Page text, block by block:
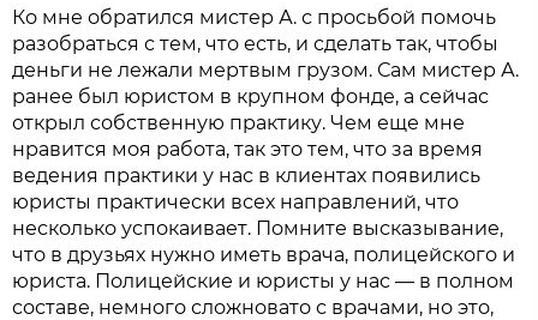
Ко мне обратился мистер А. с просьбой помочь
разобраться с тем, что есть, и сделать так, чтобы
деньги не лежали мертвым грузом. Сам мистер А.
ранее был юристом в крупном фонде, а сейчас
открыл собственную практику. Чем еще мне
нравится моя работа, так это тем, что за время
ведения практики у нас в клиентах появились
юристы практически всех направлений, что
несколько успокаивает. Помните высказывание,
что в друзьях нужно иметь врача, полицейского и
юриста. Полицейские и юристы у нас — в полном
составе, немного сложновато с врачами, но это,